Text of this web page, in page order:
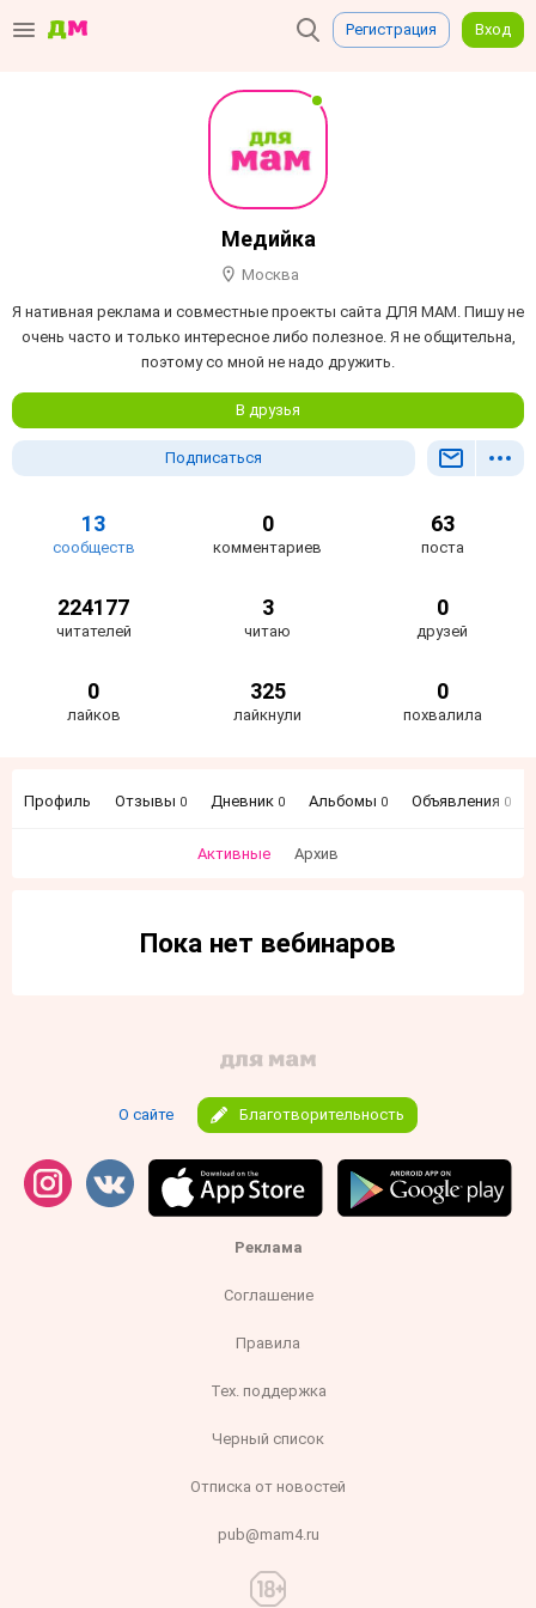
Регистрация Вход
Медийка
Москва
Я нативная реклама и совместные проекты сайта ДЛЯ МАМ. Пишу не
очень часто и только интересное либо полезное. Я не общительна,
поэтому со мной не надо дружить.
В друзья
Подписаться
13
сообществ
0
комментариев
63
поста
224177
читателей
3
читаю
0
друзей
0
лайков
325
лайкнули
0
похвалила
Профиль Отзывы 0 Дневник 0 Альбомы 0 Объявления 0
Активные Архив
Пока нет вебинаров
О сайте Благотворительность
Реклама
Соглашение
Правила
Тех. поддержка
Черный список
Отписка от новостей
pub@mam4.ru